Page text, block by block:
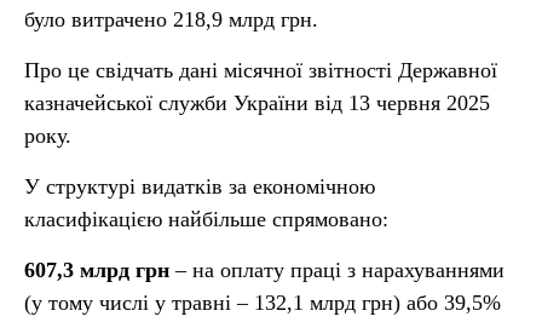
було витрачено 218,9 млрд грн.
Про це свідчать дані місячної звітності Державної
казначейської служби України від 13 червня 2025
року.
У структурі видатків за економічною
класифікацією найбільше спрямовано:
607,3 млрд грн– на оплату праці з нарахуваннями
(у тому числі у травні – 132,1 млрд грн) або 39,5%